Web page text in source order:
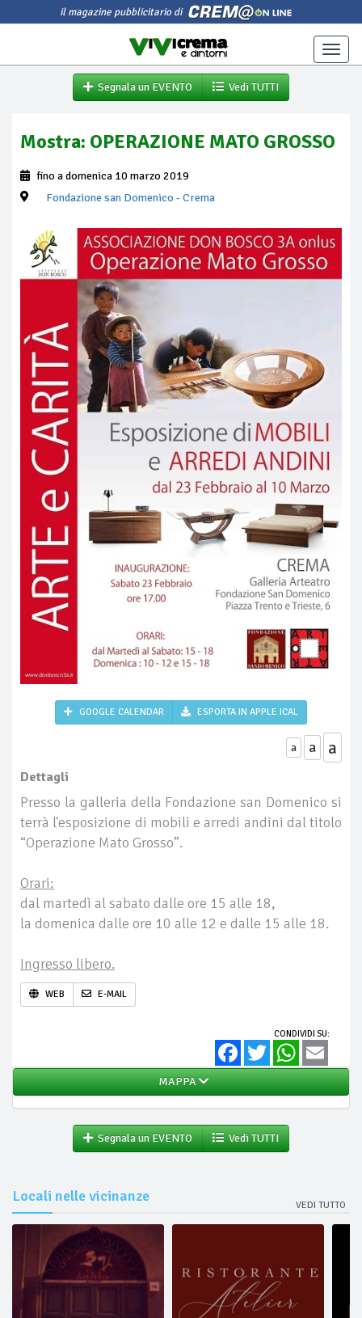
il magazine pubblicitario di
Toggle
Segnala un EVENTO
Vedi TUTTI
Mostra: OPERAZIONE MATO GROSSO
fino a domenica 10 marzo 2019
Fondazione san Domenico - Crema
GOOGLE CALENDAR ESPORTA IN APPLE ICAL
a a a
Dettagli
Presso la galleria della Fondazione san Domenico si
terrà l'esposizione di mobili e arredi andini dal titolo
“Operazione Mato Grosso”.
Orari:
dal martedì al sabato dalle ore 15 alle 18,
la domenica dalle ore 10 alle 12 e dalle 15 alle 18.
Ingresso libero.
WEB E-MAIL
CONDIVIDI SU:
FacebookTwitter WhatsApp
MAPPA
Segnala un EVENTO Vedi TUTTI
Locali nelle vicinanze
VEDI TUTTO